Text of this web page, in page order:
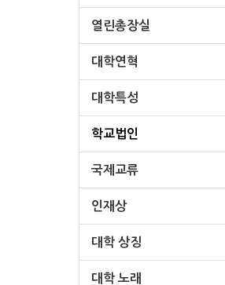
열린총장실
대학연혁
대학특성
학교법인
국제교류
인재상
대학 상징
대학 노래